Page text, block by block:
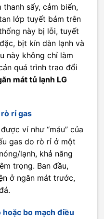
sấy, cảm biến,
lớp tuyết bám trên
này bị lỗi, tuyết
bịt kín dàn lạnh và
này không chỉ làm
quá trình trao đổi
mát tủ lạnh LG
rỉ gas
ví như “máu” của
gas do rò rỉ ở một
lạnh, khả năng
trọng. Ban đầu,
ở ngăn mát trước,
bo mạch điều